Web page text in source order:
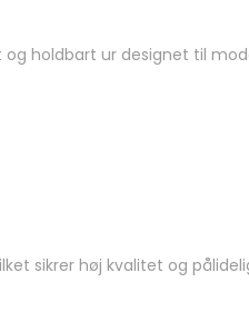
og holdbart ur designet til
sikrer høj kvalitet og